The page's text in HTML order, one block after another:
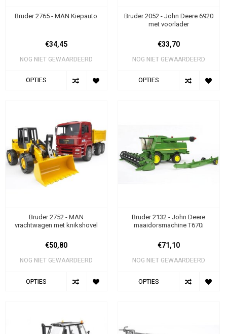
Bruder 2765 - MAN Kiepauto
€34,45
NOG NIET GEWAARDEERD
OPTIES
Bruder 2052 - John Deere 6920
met voorlader
€33,70
NOG NIET GEWAARDEERD
OPTIES
Bruder 2752 - MAN
vrachtwagen met knikshovel
€50,80
NOG NIET GEWAARDEERD
OPTIES
Bruder 2132 - John Deere
maaidorsmachine T670i
€71,10
NOG NIET GEWAARDEERD
OPTIES